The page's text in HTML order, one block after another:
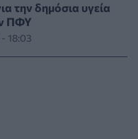
Αττική
την δημόσια υγεία
ΠΦΥ
18:03